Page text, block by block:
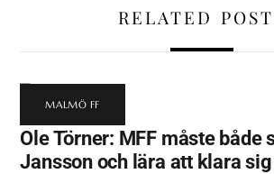
RELATED
MALMÖ FF
Ole Törner: MFF måste både
Jansson och lära att klara